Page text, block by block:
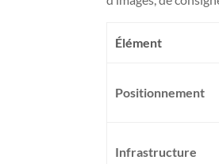
Élément
Positionnement
Infrastructure